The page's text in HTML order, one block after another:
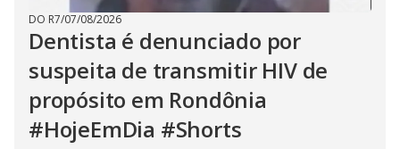
DO R7/07/08/2026
Dentista é denunciado por
suspeita de transmitir HIV de
propósito em Rondônia
#HojeEmDia #Shorts